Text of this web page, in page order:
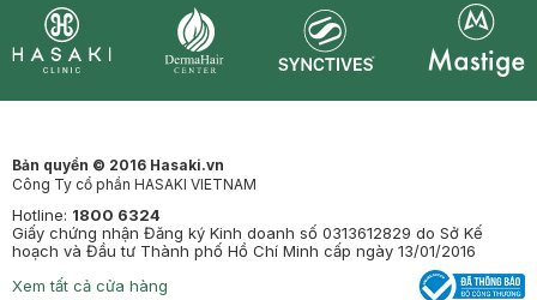
Bản quyền © 2016 Hasaki.vn
Công Ty cổ phần HASAKI VIETNAM
Hotline: 1800 6324
Giấy chứng nhận Đăng ký Kinh doanh số 0313612829 do Sở Kế
hoạch và Đầu tư Thành phố Hồ Chí Minh cấp ngày 13/01/2016
Xem tất cả cửa hàng